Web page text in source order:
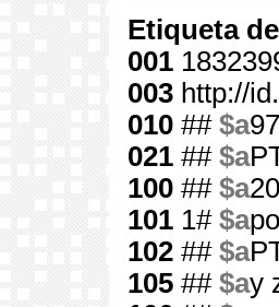
Etiqueta
001
003 http://
010 ## $a
021 ## $a
100 ## $a
101 1# $a
102 ## $a
105 ## $ay